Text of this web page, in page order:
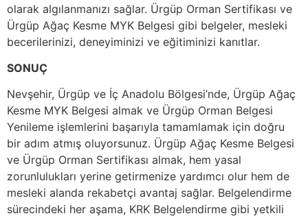
olarak algılanmanızı sağlar. Ürgüp Orman Sertifikası ve
Ürgüp Ağaç Kesme MYK Belgesi gibi belgeler, mesleki
becerilerinizi, deneyiminizi ve eğitiminizi kanıtlar.
SONUÇ
Nevşehir, Ürgüp ve İç Anadolu Bölgesi’nde, Ürgüp Ağaç
Kesme MYK Belgesi almak ve Ürgüp Orman Belgesi
Yenileme işlemlerini başarıyla tamamlamak için doğru
bir adım atmış oluyorsunuz. Ürgüp Ağaç Kesme Belgesi
ve Ürgüp Orman Sertifikası almak, hem yasal
zorunlulukları yerine getirmenize yardımcı olur hem de
mesleki alanda rekabetçi avantaj sağlar. Belgelendirme
sürecindeki her aşama, KRK Belgelendirme gibi yetkili